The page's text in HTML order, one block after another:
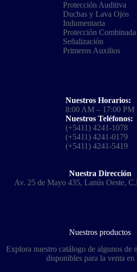
Protección Auditiva
Duchas y Lava Ojos
Indumentaria
Protección Combinada
Señalización
Primeros Auxilios
Nuestros Horarios:
8:00 AM – 17:00 PM
Nuestros Teléfonos:
(+5411) 4241-1078
(+5411) 4241-0179
(+5411) 4241-5419
Nuestra Dirección
Av. 25 de Mayo 435, Lanús Oeste,
Nuestros productos
Explora nuestro catálogo de algunos de
disponibles para la venta en